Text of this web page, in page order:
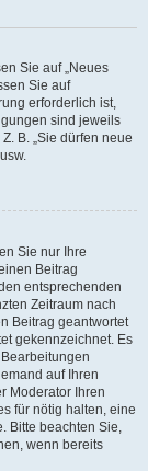
Sie auf „Neues
Sie auf
erforderlich ist,
sind jeweils
B. „Sie dürfen neue
Sie nur Ihre
Beitrag
entsprechenden
Zeitraum nach
Beitrag geantwortet
gekennzeichnet. Es
auf Ihren
Moderator Ihren
für nötig halten, eine
Bitte beachten Sie,
wenn bereits